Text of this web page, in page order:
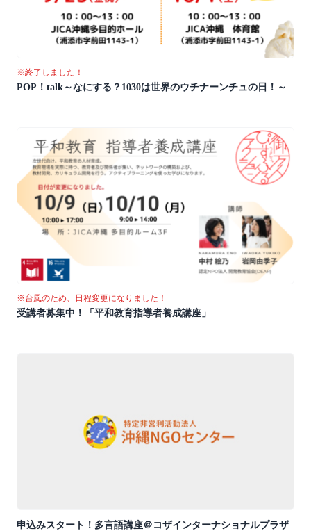
※終了しました！
POP！talk～なにする？1030は世界のウチナーンチュの日！～
※台風のため、日程変更になりました！
受講者募集中！「平和教育指導者養成講座」
申込みスタート！多言語講座＠コザインターナショナルプラザ